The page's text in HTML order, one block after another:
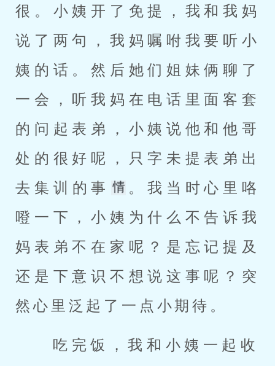
很。小姨开了免提，我和我妈
说了两句，我妈嘱咐我要听小
姨的话。然后她们姐妹俩聊了
一会，听我妈在电话里面客套
的问起表弟，小姨说他和他哥
处的很好呢，只字未提表弟出
去集训的事
。我当时心里咯
噔一下，小姨为什么不告诉我
妈表弟不在家呢？是忘记提及
还是下意识不想说这事呢？突
然心里泛起了一点小期待。